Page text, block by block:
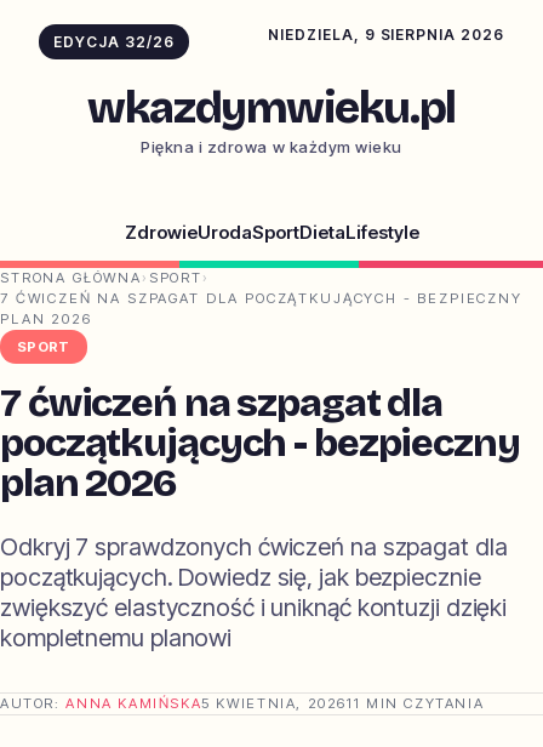
EDYCJA 32/26 NIEDZIELA, 9 SIERPNIA 2026
wkazdymwieku.pl
Piękna i zdrowa w każdym wieku
ZdrowieUrodaSportDietaLifestyle
STRONA GŁÓWNA › SPORT ›
7 ĆWICZEŃ NA SZPAGAT DLA POCZĄTKUJĄCYCH - BEZPIECZNY
PLAN 2026
SPORT
7 ćwiczeń na szpagat dla
początkujących - bezpieczny
plan 2026
Odkryj 7 sprawdzonych ćwiczeń na szpagat dla
początkujących. Dowiedz się, jak bezpiecznie
zwiększyć elastyczność i uniknąć kontuzji dzięki
kompletnemu planowi
AUTOR:ANNA KAMIŃSKA5 KWIETNIA, 202611 MIN CZYTANIA